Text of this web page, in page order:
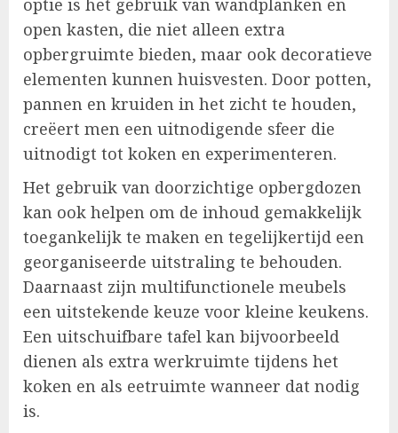
optie is het gebruik van wandplanken en
open kasten, die niet alleen extra
opbergruimte bieden, maar ook decoratieve
elementen kunnen huisvesten. Door potten,
pannen en kruiden in het zicht te houden,
creëert men een uitnodigende sfeer die
uitnodigt tot koken en experimenteren.
Het gebruik van doorzichtige opbergdozen
kan ook helpen om de inhoud gemakkelijk
toegankelijk te maken en tegelijkertijd een
georganiseerde uitstraling te behouden.
Daarnaast zijn multifunctionele meubels
een uitstekende keuze voor kleine keukens.
Een uitschuifbare tafel kan bijvoorbeeld
dienen als extra werkruimte tijdens het
koken en als eetruimte wanneer dat nodig
is.